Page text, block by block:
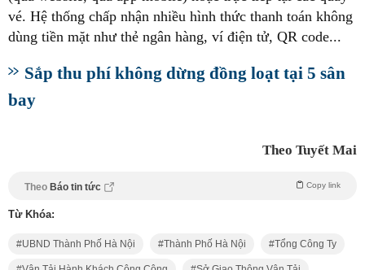
vé. Hệ thống chấp nhận nhiều hình thức thanh toán không
dùng tiền mặt như thẻ ngân hàng, ví điện tử, QR code...
Sắp thu phí không dừng đồng loạt tại 5 sân
bay
Theo Tuyết Mai
Theo Báo tin tức Copy link
Từ Khóa:
UBND Thành Phố Hà Nội Thành Phố Hà Nội Tổng Công Ty